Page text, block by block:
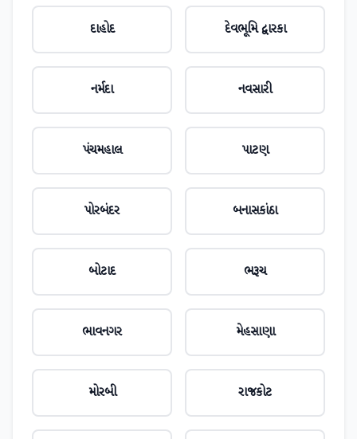
દાહોદ દેવભૂમિ દ્વારકા
નર્મદા નવસારી
પંચમહાલ પાટણ
પોરબંદર બનાસકાંઠા
બોટાદ ભરૂચ
ભાવનગર મેહસાણા
મોરબી રાજકોટ